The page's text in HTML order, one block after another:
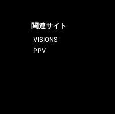
関連サイト
VISIONS
PPV